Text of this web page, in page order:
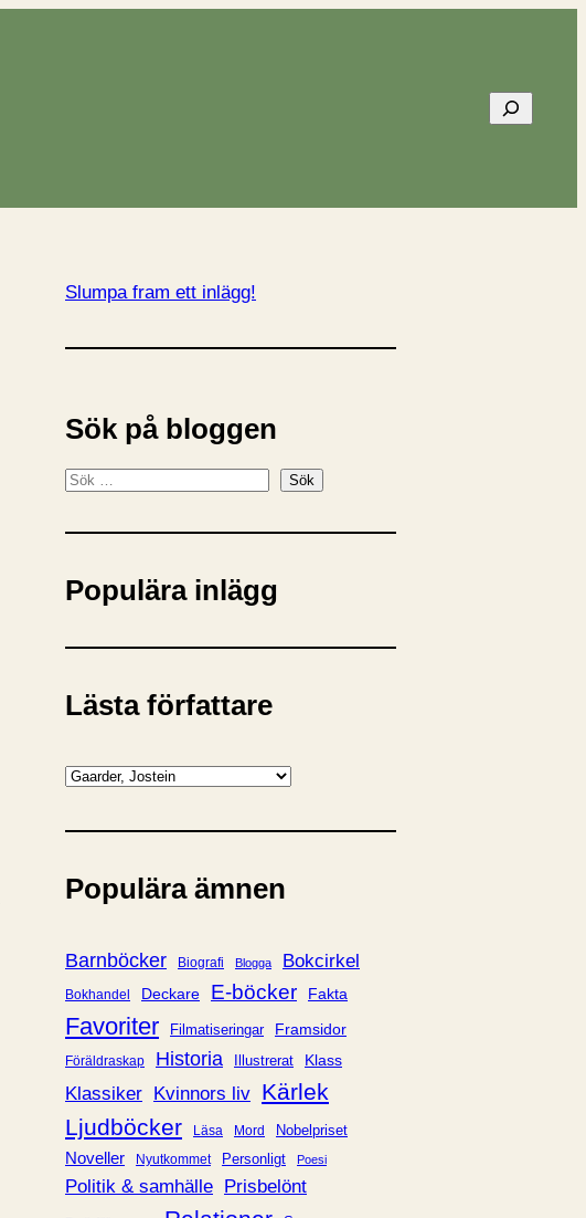
Sök
Slumpa fram ett inlägg!
Sök på bloggen
S
k
Sök
Populära inlägg
Lästa författare
K
t
g
i
e
r
Populära ämnen
Barnböcker Biografi Blogga Bokcirkel
Bokhandel Deckare E-böcker Fakta
Favoriter Filmatiseringar Framsidor
Föräldraskap Historia Illustrerat Klass
Klassiker Kvinnors liv Kärlek
Ljudböcker
Läsa Mord Nobelpriset
Noveller Nyutkommet Personligt Poesi
Politik & samhälle Prisbelönt